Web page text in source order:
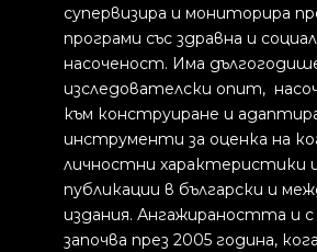
супервизира и мониторира
програми със здравна и
насоченост. Има
изследователски опит,
към конструиране и
инструменти за оценка на
личностни характеристики
публикации в български и
издания. Ангажираността и
започва през 2005 година,